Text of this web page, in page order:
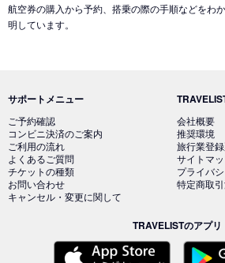
航空券の購入から予約、搭乗の際の手順などをわ
明しています。
サポートメニュー
ご予約確認
コンビニ決済のご案内
ご利用の流れ
よくあるご質問
チケットの種類
お問い合わせ
キャンセル・変更に関して
会社概要
推奨環境
旅行業登
サイトマ
プライバ
特定商取
TRAVELISTのアプリ